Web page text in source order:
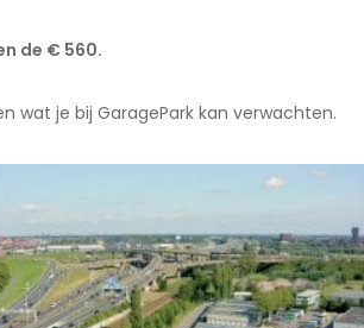
de € 560.
wat je bij GaragePark kan verwachten.